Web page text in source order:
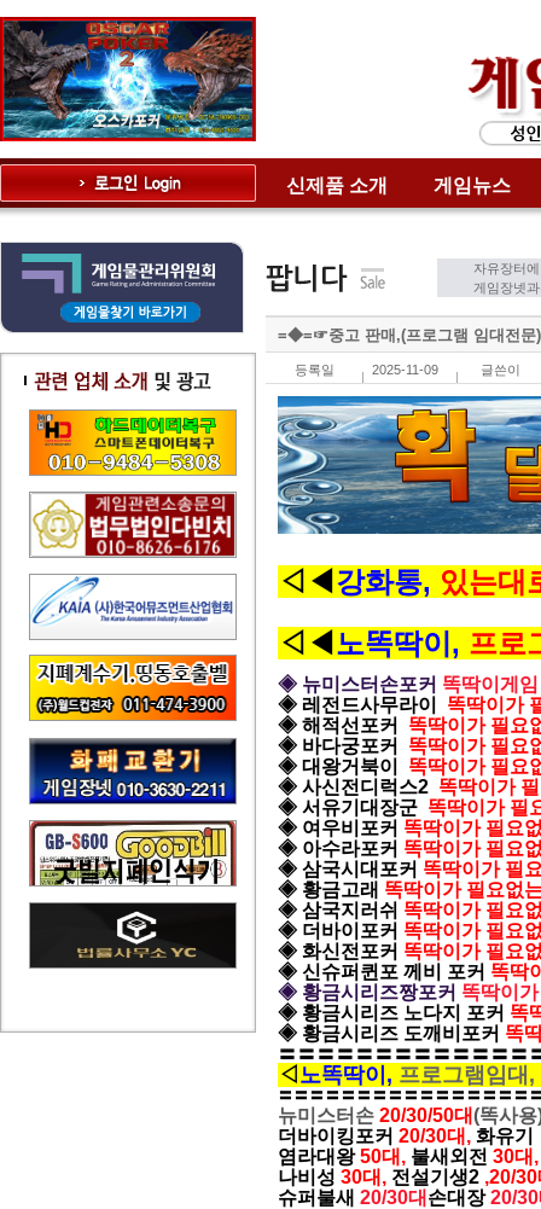
신제품 소개 게임뉴스
자유장터
게임장넷
=◆=☞중고 판매,(프로그램 임대전
등록일 2025-11-09 글쓴이
◁◀ 강화통, 있는대
◁◀ 노똑딱이 , 프로
◈ 뉴미스터손포커 똑딱이게임
◈ 레전드사무라이 똑딱이가
◈ 해적선포커 똑딱이가 필요
◈ 바다궁포커 똑딱이가 필요
◈ 대왕거북이 똑딱이가 필요
◈ 사신전디럭스2 똑딱이가
◈ 서유기대장군 똑딱이가 필
◈ 여우비포커 똑딱이가 필요
◈ 아수라포커 똑딱이가 필요
◈ 삼국시대포커 똑딱이가 필
◈ 황금고래 똑딱이가 필요없
◈ 삼국지러쉬 똑딱이가 필요
◈ 더바이포커 똑딱이가 필요
◈ 화신전포커 똑딱이가 필요
◈ 신슈퍼퀸포 께비 포커 똑딱
◈ 황금시리즈짱포커 똑딱이
◈ 황금시리즈 노다지 포커 똑
◈ 황금시리즈 도깨비포커 똑
〓〓〓〓〓〓〓〓〓〓〓〓〓
◁ 노똑딱이 , 프로그램임대,
〓〓〓〓〓〓〓〓〓〓〓〓〓〓〓〓
뉴미스터손 20/30/50대(똑사용
더바이킹포커 20/30대, 화유
염라대왕50대, 불새외전 30대,
나비성 30대, 전설기생2 ,20/
슈퍼불새 20/30대 손대장20/